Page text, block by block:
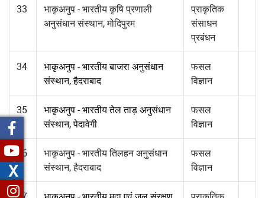
33
भाकृअनुप - भारतीय कृषि प्रणाली
अनुसंधान संस्थान, मोदिपुरम
प्राकृतिक
संसाधन
प्रबंधन
34
भाकृअनुप - भारतीय बाजरा अनुसंधान
संस्थान, हैदराबाद
फसल
विज्ञान
35
भाकृअनुप - भारतीय तेल ताड़ अनुसंधान
संस्थान, पेदावेगी
फसल
विज्ञान
36
भाकृअनुप - भारतीय तिलहन अनुसंधान
संस्थान, हैदराबाद
फसल
विज्ञान
X